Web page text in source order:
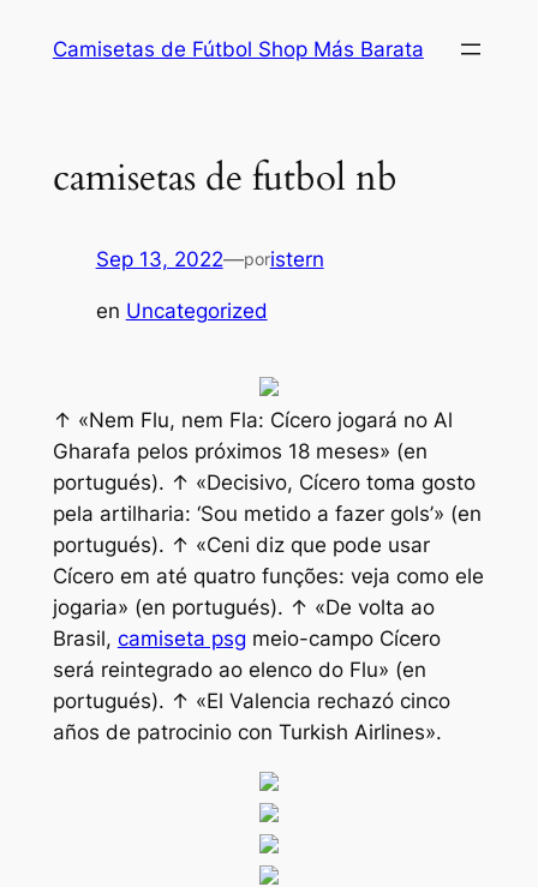
Camisetas de Fútbol Shop Más Barata
camisetas de futbol nb
Sep 13, 2022—poristern
en Uncategorized
↑ «Nem Flu, nem Fla: Cícero jogará no Al
Gharafa pelos próximos 18 meses» (en
portugués). ↑ «Decisivo, Cícero toma gosto
pela artilharia: ‘Sou metido a fazer gols’» (en
portugués). ↑ «Ceni diz que pode usar
Cícero em até quatro funções: veja como ele
jogaria» (en portugués). ↑ «De volta ao
Brasil, camiseta psg meio-campo Cícero
será reintegrado ao elenco do Flu» (en
portugués). ↑ «El Valencia rechazó cinco
años de patrocinio con Turkish Airlines».